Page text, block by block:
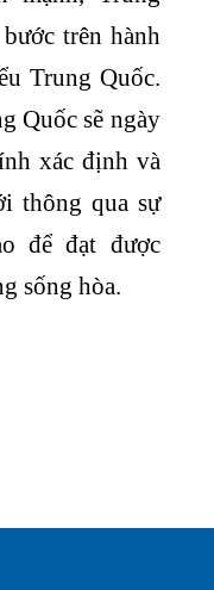
trên hành
Trung Quốc.
Quốc sẽ ngày
xác định và
thông qua sự
để đạt được
sống hòa.